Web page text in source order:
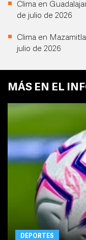
Clima en
de julio de 2026
Clima en
julio de 2026
MÁS EN EL
DEPORTES